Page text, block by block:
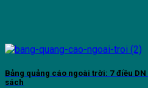
Bảng quảng cáo ngoài trời: 7 điều
sách